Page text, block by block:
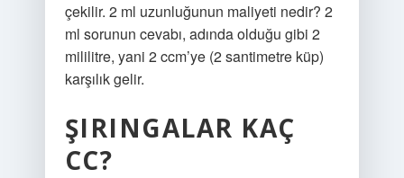
çekilir. 2 ml uzunluğunun maliyeti nedir? 2
ml sorunun cevabı, adında olduğu gibi 2
mililitre, yani 2 ccm’ye (2 santimetre küp)
karşılık gelir.
ŞIRINGALAR KAÇ
CC?